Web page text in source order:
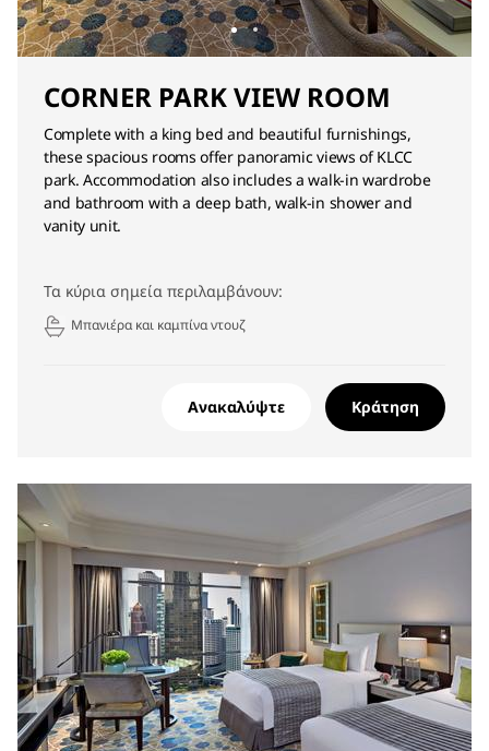
CORNER PARK VIEW ROOM
Complete with a king bed and beautiful furnishings,
these spacious rooms offer panoramic views of KLCC
park. Accommodation also includes a walk-in wardrobe
and bathroom with a deep bath, walk-in shower and
vanity unit.
Τα κύρια σημεία περιλαμβάνουν:
Μπανιέρα και καμπίνα ντουζ
Ανακαλύψτε Κράτηση